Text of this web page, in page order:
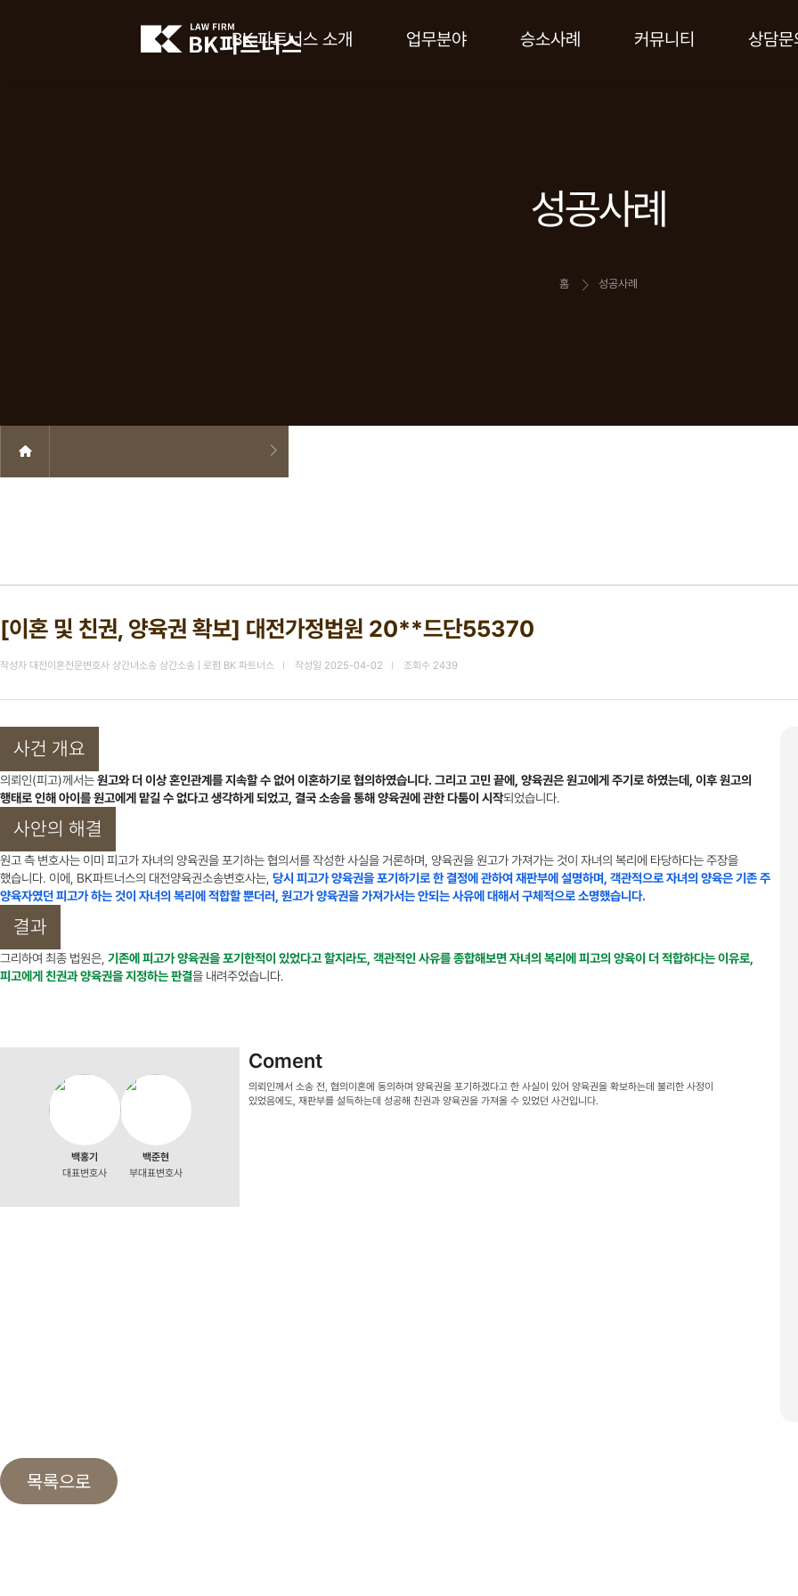
BK 파트너스 소개 업무분야 승소사례 커뮤니티 상담문
성공사례
홈 성공사례
[이혼 및 친권, 양육권 확보] 대전가정법원 20**드단55370
작성자 대전이혼전문변호사 상간녀소송 상간소송 | 로펌 BK 파트너스 작성일 2025-04-02 조회수 2439
사건 개요
의뢰인(피고)께서는원고와 더 이상 혼인관계를 지속할 수 없어 이혼하기로 협의하였습니다. 그리고 고민 끝에, 양육권은 원고에게 주기로 하였는데, 이후 원고의
행태로 인해 아이를 원고에게 맡길 수 없다고 생각하게 되었고, 결국 소송을 통해 양육권에 관한 다툼이 시작되었습니다.
사안의 해결
원고 측 변호사는 이미 피고가 자녀의 양육권을 포기하는 협의서를 작성한 사실을 거론하며, 양육권을 원고가 가져가는 것이 자녀의 복리에 타당하다는 주장을
했습니다. 이에, BK파트너스의 대전양육권소송변호사는, 당시 피고가 양육권을 포기하기로 한 결정에 관하여 재판부에 설명하며, 객관적으로 자녀의 양육은 기존 주
양육자였던 피고가 하는 것이 자녀의 복리에 적합할 뿐더러, 원고가 양육권을 가져가서는 안되는 사유에 대해서 구체적으로 소명했습니다.
결과
그리하여 최종 법원은, 기존에 피고가 양육권을 포기한적이 있었다고 할지라도, 객관적인 사유를 종합해보면 자녀의 복리에 피고의 양육이 더 적합하다는 이유로,
피고에게 친권과 양육권을 지정하는 판결을 내려주었습니다.
백홍기
대표변호사
백준현
부대표변호사
Coment
의뢰인께서 소송 전, 협의이혼에 동의하며 양육권을 포기하겠다고 한 사실이 있어 양육권을 확보하는데 불리한 사정이
있었음에도, 재판부를 설득하는데 성공해 친권과 양육권을 가져올 수 있었던 사건입니다.